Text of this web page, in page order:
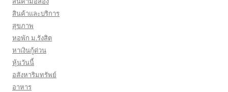
สินค้าและบริการ
สุขภาพ
หอพัก ม.รังสิต
หาเงินกู้ด่วน
หุ้นวันนี้
อสังหาริมทรัพย์
อาหาร